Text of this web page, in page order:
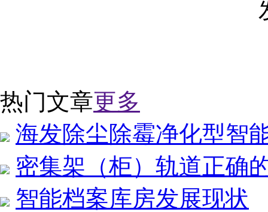
热门文章更多
海发除尘除霉净化型智
密集架（柜）轨道正确
智能档案库房发展现状